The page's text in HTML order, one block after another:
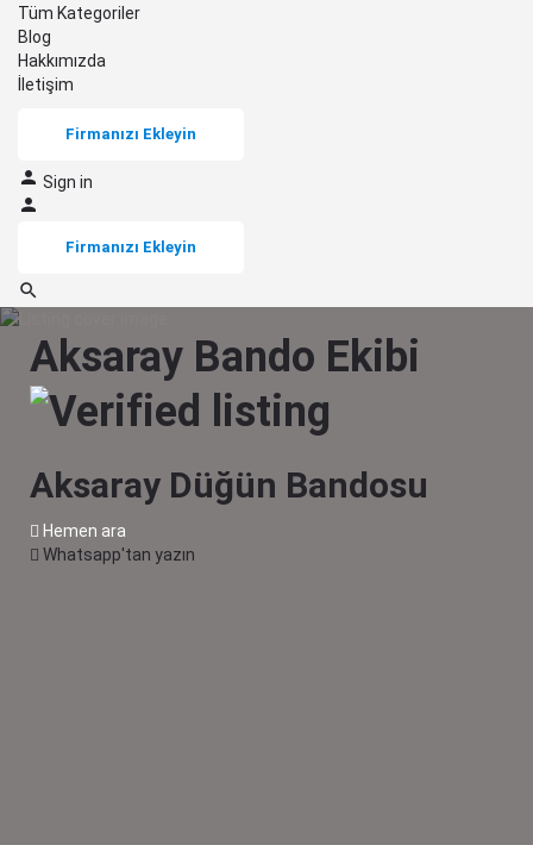
Tüm Kategoriler
Blog
Hakkımızda
İletişim
Firmanızı Ekleyin
Sign in
Firmanızı Ekleyin
Aksaray Bando Ekibi
Aksaray Düğün Bandosu
Hemen ara
Whatsapp'tan yazın